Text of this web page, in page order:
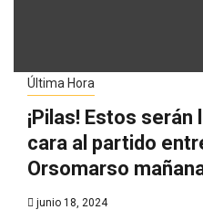
Última Hora
¡Pilas! Estos
cara al partido
Orsomarso
junio 18, 2024